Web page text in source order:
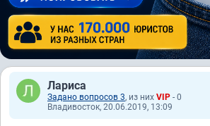
Лариса
Задано вопросов 3, из них VIP - 0
Владивосток, 20.06.2019, 13:09